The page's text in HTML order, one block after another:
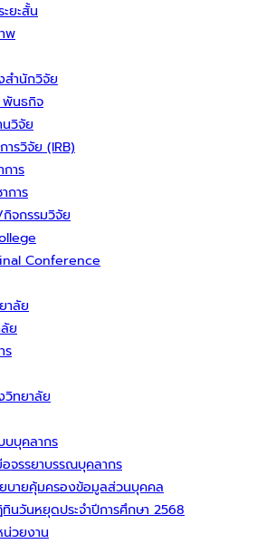
ยะสั้น
พ
สำนักวิจัย
นธกิจ
นวิจัย
ารวิจัย (IRB)
การ
การ
กิจกรรมวิจัย
Conference
าลัย
ย
ร
วิทยาลัย
บบุคลากร
จรรยาบรรณบุคลากร
บายคุ้มครองข้อมูลส่วนบุคคล
นวันหยุดประจำปีการศึกษา 2568
วยงาน